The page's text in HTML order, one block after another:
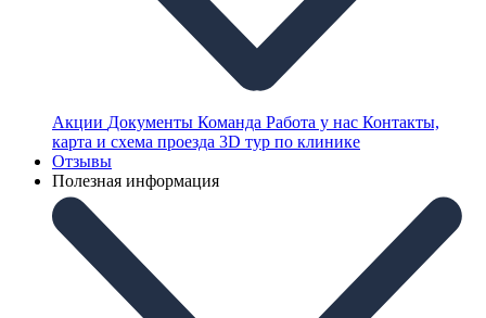
Акции Документы Команда Работа у нас Контакты,
карта и схема проезда 3D тур по клинике
Отзывы
Полезная информация